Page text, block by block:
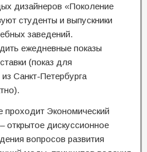
дизайнеров «Поколение
студенты и выпускники
заведений.
ежедневные показы
(показ для
Санкт-Петербурга
проходит Экономический
дискуссионное
вопросов развития